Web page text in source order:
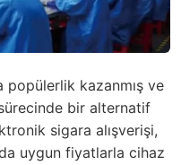
popülerlik kazanmış ve
bir alternatif
sigara alışverişi,
uygun fiyatlarla cihaz